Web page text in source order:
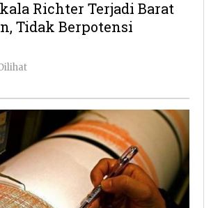
Richter
Tsunami
Richter Terjadi Barat
Tidak Berpotensi